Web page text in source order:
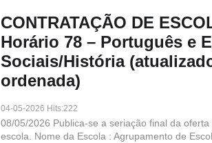
CONTRATAÇÃO DE
Horário 78 – Português e
Sociais/História
ordenada)
04-05-2026 Hits:222
08/05/2026 Publica-se a seriação final da
escola. Nome da Escola : Agrupamento de